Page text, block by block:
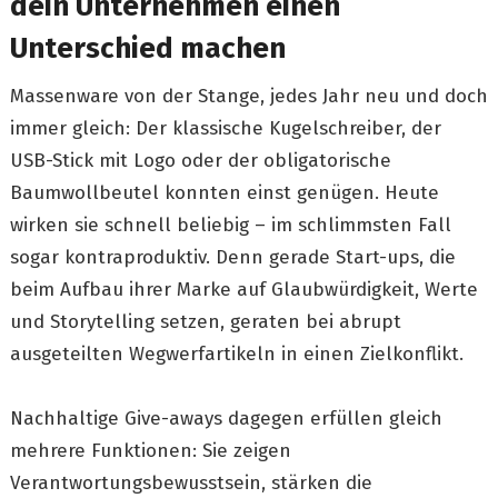
Unterschied machen
Massenware von der Stange, jedes Jahr neu und doch
immer gleich: Der klassische Kugelschreiber, der
USB-Stick mit Logo oder der obligatorische
Baumwollbeutel konnten einst genügen. Heute
wirken sie schnell beliebig – im schlimmsten Fall
sogar kontraproduktiv. Denn gerade Start-ups, die
beim Aufbau ihrer Marke auf Glaubwürdigkeit, Werte
und Storytelling setzen, geraten bei abrupt
ausgeteilten Wegwerfartikeln in einen Zielkonflikt.
Nachhaltige Give-aways dagegen erfüllen gleich
mehrere Funktionen: Sie zeigen
Verantwortungsbewusstsein, stärken die